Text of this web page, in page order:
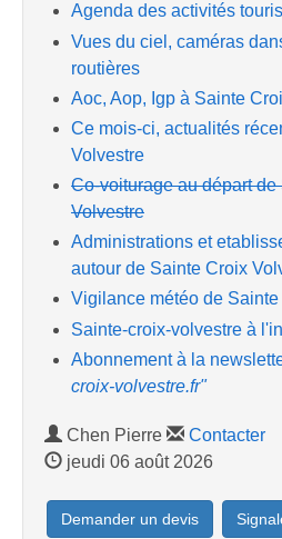
Agenda des activités
Vues du ciel, caméras
routières
Aoc, Aop, Igp à Sainte
Ce mois-ci, actualités
Volvestre
Co-voiturage au départ
Volvestre
Administrations et
autour de Sainte Croix
Vigilance météo de
Sainte-croix-volvestre à
Abonnement à la
croix-volvestre.fr"
Chen Pierre
Contacter
jeudi 06 août 2026
Demander un devis